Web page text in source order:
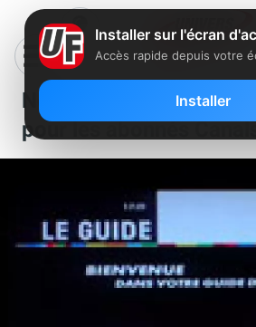
Nouveau guide des
pour les abonnés
Installer sur l'écran
Accès rapide depuis votre
Installer